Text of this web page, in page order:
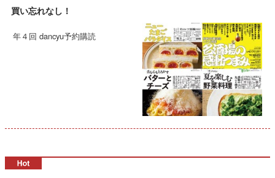
買い忘れなし！
年４回 dancyu予約購読